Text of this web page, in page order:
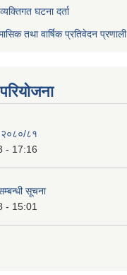
घटना दर्ता
तथा वार्षिक प्रतिवेदन प्रणाली
२०८०/८१
- 17:16
सूचना
- 15:01